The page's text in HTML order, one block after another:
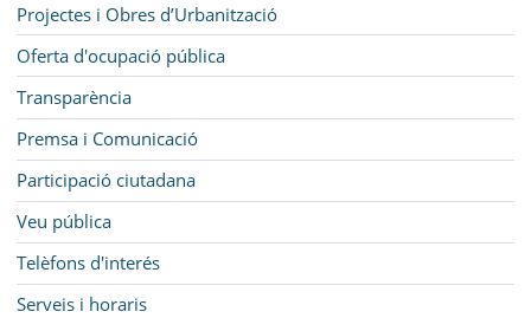
Projectes i Obres d’Urbanització
Oferta d'ocupació pública
Transparència
Premsa i Comunicació
Participació ciutadana
Veu pública
Telèfons d'interés
Serveis i horaris